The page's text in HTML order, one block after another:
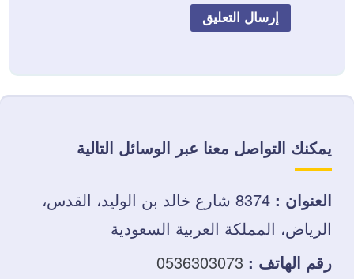
يمكنك التواصل معنا عبر الوسائل التالية
العنوان :
8374 شارع خالد بن الوليد، القدس،
الرياض، المملكة العربية السعودية
رقم الهاتف : 0536303073